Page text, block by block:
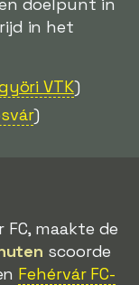
in het
VTK)
)
FC, maakte de
scoorde
Fehérvár FC-